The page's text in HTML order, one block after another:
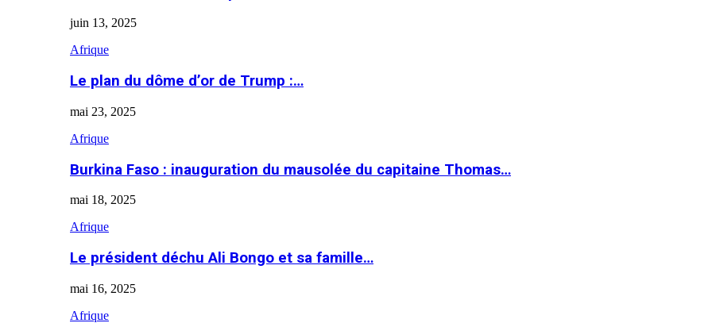
juin 13, 2025
Afrique
Le plan du dôme d’or de Trump :…
mai 23, 2025
Afrique
Burkina Faso : inauguration du mausolée du capitaine Thomas…
mai 18, 2025
Afrique
Le président déchu Ali Bongo et sa famille…
mai 16, 2025
Afrique